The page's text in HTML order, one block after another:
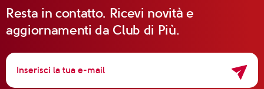
Resta in contatto. Ricevi novità e
aggiornamenti da Club di Più.